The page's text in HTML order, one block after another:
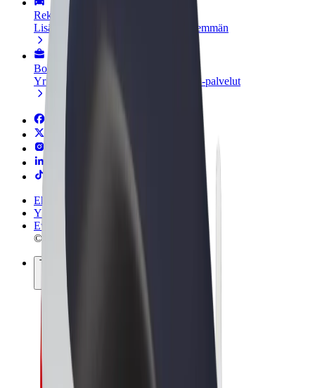
Rekisteröidy fleet-omistajaksi
Lisää autokantasi Boltiin ja tienaa enemmän
Bolt for Business
Yrityksellesi skaalatut Bolt-tuotteet ja -palvelut
Ehdot
Yksityisyys
Evästeet
© 2026 Bolt Technology OÜ
Tuotteet
Kyydit
Sähköpotkulaudat
Bolt-kauppa
Bolt Food